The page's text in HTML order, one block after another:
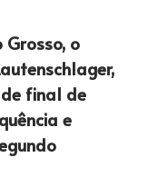
o
final de
e